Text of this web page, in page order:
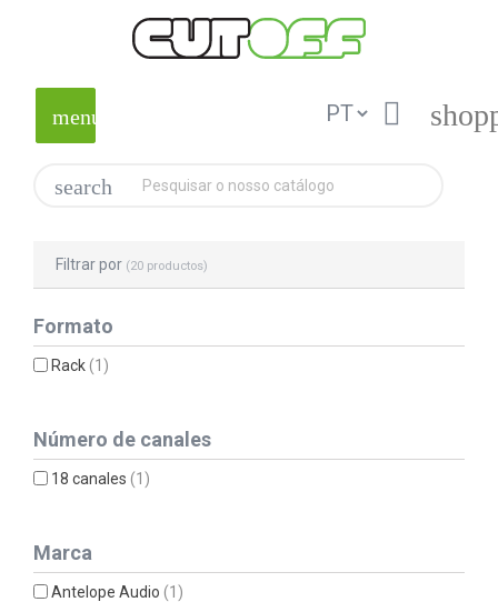
menu 
search
Filtrar por (20 productos)
Formato
Rack(1)
Número de canales
18 canales(1)
Marca
Antelope Audio(1)